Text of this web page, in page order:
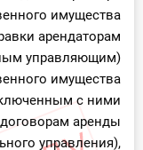
имущества
арендаторам
управляющим)
имущества
с ними
договорам аренды
управления),